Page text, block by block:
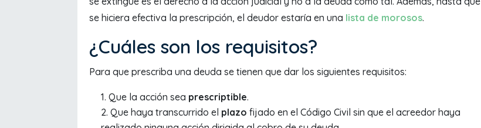
se hiciera efectiva la prescripción, el deudor estaría en una lista de morosos.
¿Cuáles son los requisitos?
Para que prescriba una deuda se tienen que dar los siguientes requisitos:
Que la acción sea prescriptible.
Que haya transcurrido el plazo fijado en el Código Civil sin que el acreedor haya